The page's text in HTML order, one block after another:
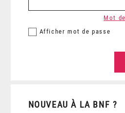
Afficher mot de passe
Mot
NOUVEAU À LA BNF ?